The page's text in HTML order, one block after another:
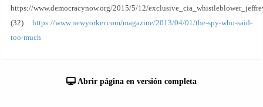
https://www.democracynow.org/2015/5/12/
(32) https://www.newyorker.com/magazine/2013/04/01/the-spy-who-said-
too-much
Abrir página en versión completa